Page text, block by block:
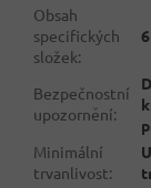
Obsah
specifických
složek:
Bezpečnostní
upozornění:
Minimální
trvanlivost: